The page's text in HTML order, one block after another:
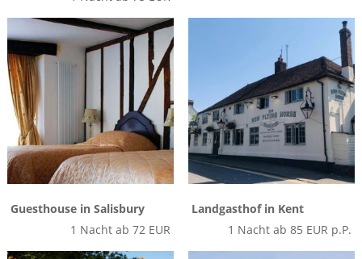
Guesthouse in Salisbury
1 Nacht ab 72 EUR
Landgasthof in Kent
1 Nacht ab 85 EUR p.P.